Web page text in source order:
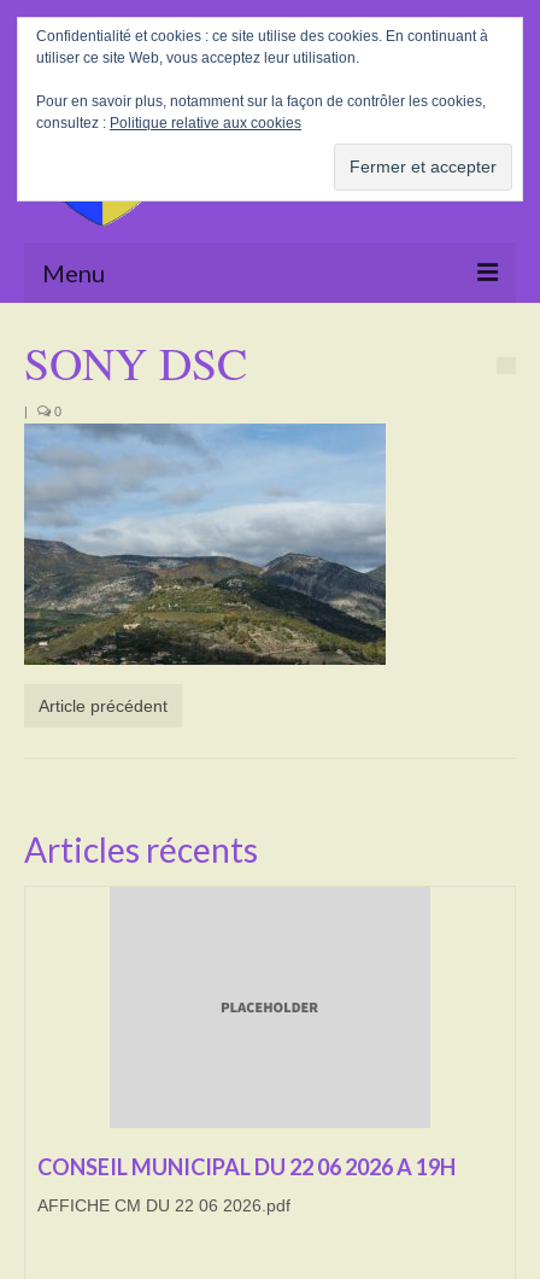
Rechercher
:
Menu
La Mairie
Le village
Tourisme
Actualités
Activités
Poésie
CONSEILLER NUMERIQUE
Cimetière
SONY DSC
| 0
Article précédent
Articles récents
CONSEIL MUNICIPAL DU 22 06 2026 A 19H
AFFICHE CM DU 22 06 2026.pdf
Confidentialité et cookies : ce site utilise des cookies. En continuant à
utiliser ce site Web, vous acceptez leur utilisation.
Pour en savoir plus, notamment sur la façon de contrôler les cookies,
consultez : Politique relative aux cookies